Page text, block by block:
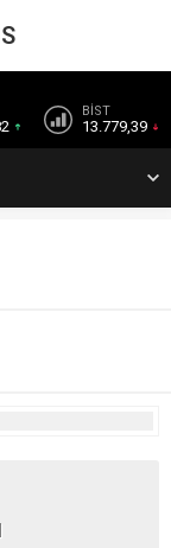
BİST
13.779,39